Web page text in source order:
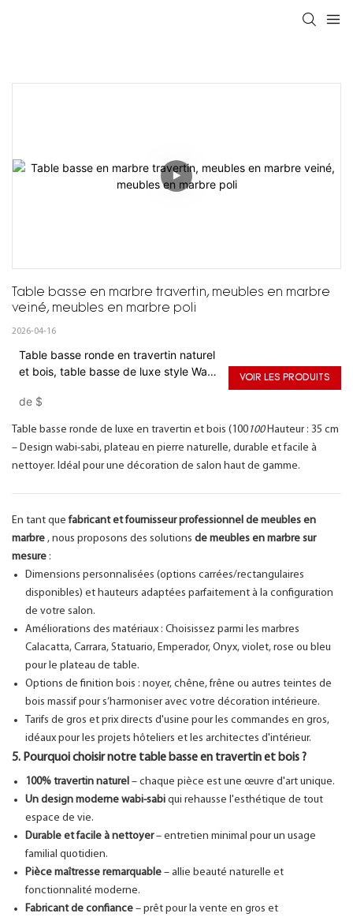
Table basse en marbre travertin, meubles en marbre
veiné, meubles en marbre poli
2026-04-16
Table basse ronde en travertin naturel
et bois, table basse de luxe style Wabi
de $
VOIR LES PRODUITS
Table basse ronde de luxe en travertin et bois (100 100Hauteur : 35 cm
– Design wabi-sabi, plateau en pierre naturelle, durable et facile à
nettoyer. Idéal pour une décoration de salon haut de gamme.
En tant quefabricant et fournisseur professionnel de meubles en
marbre , nous proposons des solutions de meubles en marbre sur
mesure :
Dimensions personnalisées (options carrées/rectangulaires
disponibles) et hauteurs adaptées parfaitement à la configuration
de votre salon.
Améliorations des matériaux : Choisissez parmi les marbres
Calacatta, Carrara, Statuario, Emperador, Onyx, violet, rose ou bleu
pour le plateau de table.
Options de finition bois : noyer, chêne, frêne ou autres teintes de
bois massif pour s’harmoniser avec votre décoration intérieure.
Tarifs de gros et prix directs d'usine pour les commandes en gros,
idéaux pour les projets hôteliers et les architectes d'intérieur.
5. Pourquoi choisir notre table basse en travertin et bois ?
100% travertin naturel– chaque pièce est une œuvre d'art unique.
Un design moderne wabi-sabiqui rehausse l'esthétique de tout
espace de vie.
Durable et facile à nettoyer– entretien minimal pour un usage
familial quotidien.
Pièce maîtresse remarquable– allie beauté naturelle et
fonctionnalité moderne.
Fabricant de confiance– prêt pour la vente en gros et